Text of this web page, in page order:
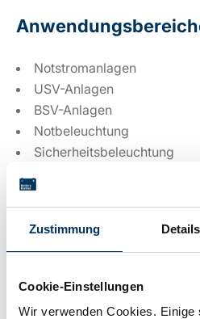
Zustimmung Details
Cookie-Einstellungen
Wir verwenden Cookies. Einige
Notstromanlagen
USV-Anlagen
BSV-Anlagen
Notbeleuchtung
Sicherheitsbeleuchtung
Technische Details
Spannung: 12V